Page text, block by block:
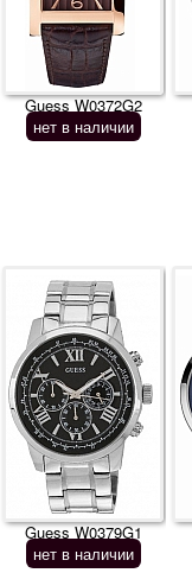
Guess W0372G2
нет в наличии
Guess W0379G1
нет в наличии